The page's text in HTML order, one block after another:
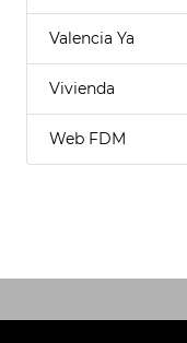
Valencia Ya
Vivienda
Web FDM